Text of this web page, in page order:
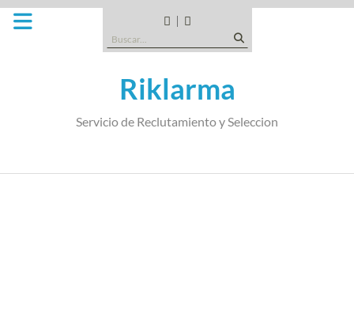
Saltar
CANDIDATOS
TIPO
EMPRESA
SOMOS
Buscar:
Riklarma
Servicio de Reclutamiento y Seleccion